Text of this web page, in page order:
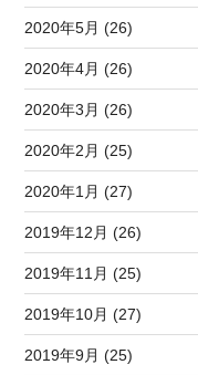
2020年5月 (26)
2020年4月 (26)
2020年3月 (26)
2020年2月 (25)
2020年1月 (27)
2019年12月 (26)
2019年11月 (25)
2019年10月 (27)
2019年9月 (25)